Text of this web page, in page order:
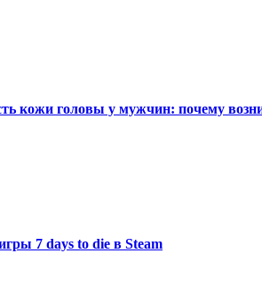
кожи головы у мужчин: почему
7 days to die в Steam